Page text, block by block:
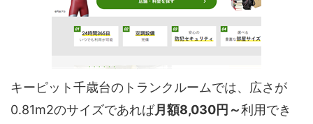
キーピット千歳台のトランクルームでは、広さが
0.81m2のサイズであれば月額8,030円～利用でき